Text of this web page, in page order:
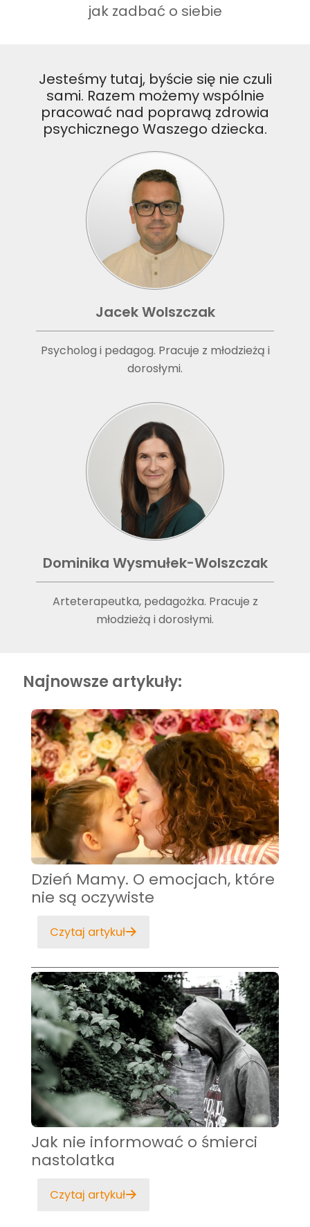
jak zadbać o siebie
Jesteśmy tutaj, byście się nie czuli
sami. Razem możemy wspólnie
pracować nad poprawą zdrowia
psychicznego Waszego dziecka.
Jacek Wolszczak
Psycholog i pedagog. Pracuje z młodzieżą i
dorosłymi.
Dominika Wysmułek-Wolszczak
Arteterapeutka, pedagożka. Pracuje z
młodzieżą i dorosłymi.
Najnowsze artykuły:
Dzień Mamy. O emocjach, które
nie są oczywiste
Czytaj artykuł
Jak nie informować o śmierci
nastolatka
Czytaj artykuł